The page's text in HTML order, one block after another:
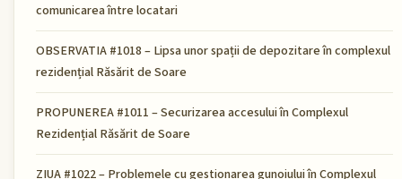
comunicarea între locatari
OBSERVATIA #1018 – Lipsa unor spații de depozitare în complexul
rezidențial Răsărit de Soare
PROPUNEREA #1011 – Securizarea accesului în Complexul
Rezidențial Răsărit de Soare
ZIUA #1022 – Problemele cu gestionarea gunoiului în Complexul